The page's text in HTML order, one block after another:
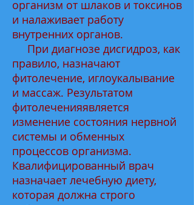
организм от шлаков и токсинов
и налаживает работу
внутренних органов.
При диагнозе дисгидроз, как
правило, назначают
фитолечение, иглоукалывание
и массаж. Результатом
фитолеченияявляется
изменение состояния нервной
системы и обменных
процессов организма.
Квалифицированный врач
назначает лечебную диету,
которая должна строго